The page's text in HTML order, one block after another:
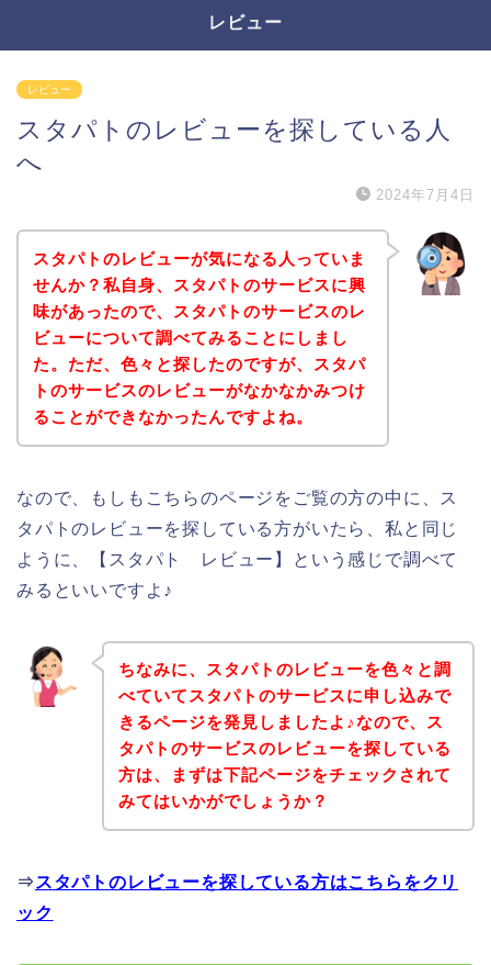
レビュー
レビュー
スタパトのレビューを探している人
へ
2024年7月4日
スタパトのレビューが気になる人っていま
せんか？私自身、スタパトのサービスに興
味があったので、スタパトのサービスのレ
ビューについて調べてみることにしまし
た。ただ、色々と探したのですが、スタパ
トのサービスのレビューがなかなかみつけ
ることができなかったんですよね。
なので、もしもこちらのページをご覧の方の中に、ス
タパトのレビューを探している方がいたら、私と同じ
ように、【スタパト レビュー】という感じで調べて
みるといいですよ♪
ちなみに、スタパトのレビューを色々と調
べていてスタパトのサービスに申し込みで
きるページを発見しましたよ♪なので、ス
タパトのサービスのレビューを探している
方は、まずは下記ページをチェックされて
みてはいかがでしょうか？
⇒ スタパトのレビューを探している方はこちらをクリ
ック